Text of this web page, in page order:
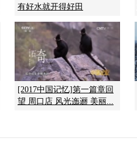
有好水就开得好田
[2017中国记忆]第一篇章回
望 周口店 风光迤逦 美丽...